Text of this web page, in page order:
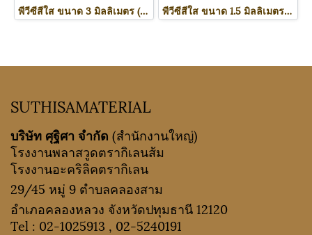
พีวีซีสีใส ขนาด 3 มิลลิเมตร (PVC Clear Sheet) พีวีซีสีใส ขนาด 1.5 มิลลิเมตร (PVC Clear Sheet)
SUTHISAMATERIAL
บริษัท ศุฐิศา จำกัด (สำนักงานใหญ่)
โรงงานพลาสวูดตรากิเลนส้ม
โรงงานอะคริลิคตรากิเลน
29/45 หมู่ 9 ตำบลคลองสาม
อำเภอคลองหลวง จังหวัดปทุมธานี 12120
Tel : 02-1025913 , 02-5240191